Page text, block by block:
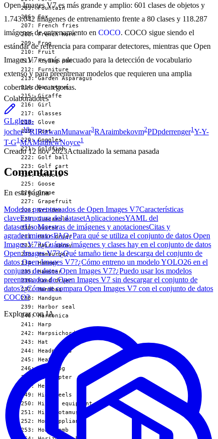
Open Images V7 es más grande y amplio: 601 clases de objetos y
1.743.042 imágenes de entrenamiento frente a 80 clases y 118.287
imágenes de entrenamiento en COCO. COCO sigue siendo el
estándar de referencia para comparar detectores, mientras que Open
Images V7 es más adecuado para la detección de vocabulario
extenso y para preentrenar modelos que requieren una amplia
cobertura de categorías.
Colaboradores
GLglenn-
jocher18RIRizwanMunawar3RAraimbekovm2PDpderrenger1 Y-Y-
T-G1MAMatthewNoyce1
Creado 12 nov 2023Actualizado la semana pasada
Comentarios
En esta página
Modelos preentrenados de Open Images V7Características
claveEstructura del datasetAplicacionesYAML del
datasetUsoMuestras de imágenes y anotacionesCitas y
agradecimientosFAQ¿Para qué se utiliza el conjunto de datos Open
Images V7?¿Cuántas imágenes y clases hay en el conjunto de datos
Open Images V7?¿Qué tamaño tiene la descarga del conjunto de
datos Open Images V7?¿Cómo entreno un modelo YOLO26 en el
conjunto de datos Open Images V7?¿Puedo usar los modelos
preentrenados de Open Images V7 sin descargar el conjunto de
datos?¿Cómo se compara Open Images V7 con el conjunto de datos
COCO?
Explorar con IA